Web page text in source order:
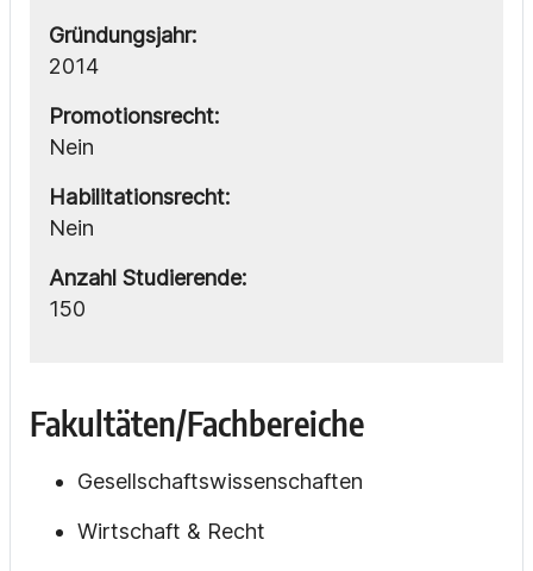
Gründungsjahr:
2014
Promotionsrecht:
Nein
Habilitationsrecht:
Nein
Anzahl Studierende:
150
Fakultäten/Fachbereiche
Gesellschaftswissenschaften
Wirtschaft & Recht